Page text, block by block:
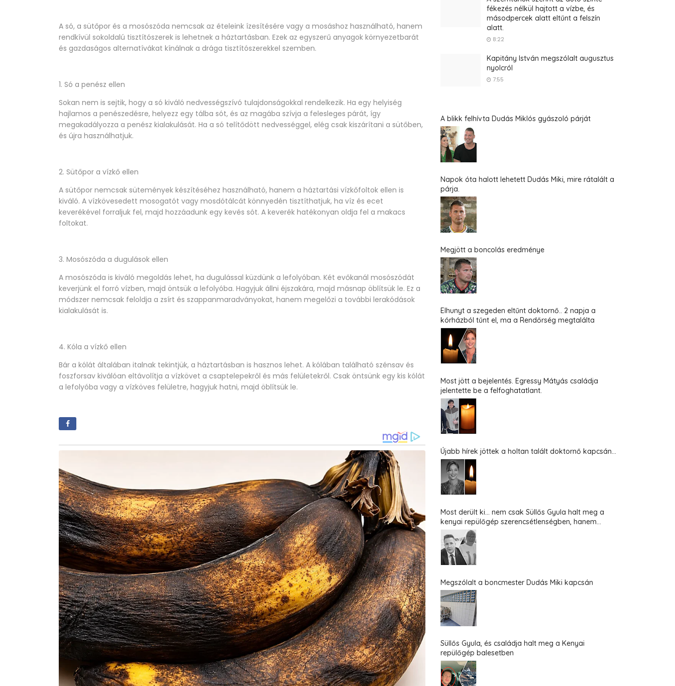
A só, a sütőpor és a mosószóda nemcsak az ételeink ízesítésére vagy a mosáshoz használható, hanem
rendkívül sokoldalú tisztítószerek is lehetnek a háztartásban. Ezek az egyszerű anyagok környezetbarát
és gazdaságos alternatívákat kínálnak a drága tisztítószerekkel szemben.
1. Só a penész ellen
Sokan nem is sejtik, hogy a só kiváló nedvességszívó tulajdonságokkal rendelkezik. Ha egy helyiség
hajlamos a penészedésre, helyezz egy tálba sót, és az magába szívja a felesleges párát, így
megakadályozza a penész kialakulását. Ha a só telítődött nedvességgel, elég csak kiszárítani a sütőben,
és újra használhatjuk.
2. Sütőpor a vízkő ellen
A sütőpor nemcsak sütemények készítéséhez használható, hanem a háztartási vízkőfoltok ellen is
kiváló. A vízkövesedett mosogatót vagy mosdótálcát könnyedén tisztíthatjuk, ha víz és ecet
keverékével forraljuk fel, majd hozzáadunk egy kevés sót. A keverék hatékonyan oldja fel a makacs
foltokat.
3. Mosószóda a dugulások ellen
A mosószóda is kiváló megoldás lehet, ha dugulással küzdünk a lefolyóban. Két evőkanál mosószódát
keverjünk el forró vízben, majd öntsük a lefolyóba. Hagyjuk állni éjszakára, majd másnap öblítsük le. Ez a
módszer nemcsak feloldja a zsírt és szappanmaradványokat, hanem megelőzi a további lerakódások
kialakulását is.
4. Kóla a vízkő ellen
Bár a kólát általában italnak tekintjük, a háztartásban is hasznos lehet. A kólában található szénsav és
foszforsav kiválóan eltávolítja a vízkövet a csaptelepekről és más felületekről. Csak öntsünk egy kis kólát
a lefolyóba vagy a vízköves felületre, hagyjuk hatni, majd öblítsük le.
fékezés nélkül hajtott a vízbe, és
másodpercek alatt eltűnt a felszín
alatt.
8:22
Kapitány István megszólalt augusztus
nyolcról
7:55
A blikk felhívta Dudás Miklós gyászoló párját
Napok óta halott lehetett Dudás Miki, mire rátalált a
párja.
Megjött a boncolás eredménye
Elhunyt a szegeden eltűnt doktornő.. 2 napja a
kórházból tűnt el, ma a Rendőrség megtalálta
Most jött a bejelentés. Egressy Mátyás családja
jelentette be a felfoghatatlant.
Újabb hírek jöttek a holtan talált doktornő kapcsán...
Most derült ki... nem csak Süllős Gyula halt meg a
kenyai repülőgép szerencsétlenségben, hanem...
Megszólalt a boncmester Dudás Miki kapcsán
Süllős Gyula, és családja halt meg a Kenyai
repülőgép balesetben